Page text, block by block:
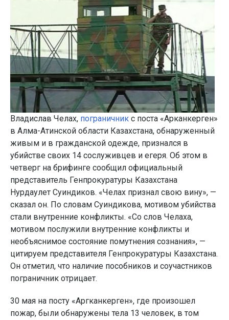
Владислав Челах, пограничник с поста «Арканкерген»
в Алма-Атинской области Казахстана, обнаруженный
живым и в гражданской одежде, признался в
убийстве своих 14 сослуживцев и егеря. Об этом в
четверг на брифинге сообщил официальный
представитель Генпрокуратуры Казахстана
Нурдаулет Суиндиков. «Челах признал свою вину», —
сказал он. По словам Суиндикова, мотивом убийства
стали внутренние конфликты. «Со слов Челаха,
мотивом послужили внутренние конфликты и
необъяснимое состояние помутнения сознания», —
цитируем представителя Генпрокуратуры Казахстана.
Он отметил, что наличие пособников и соучастников
пограничник отрицает.
30 мая на посту «Аргканкерген», где произошел
пожар, были обнаружены тела 13 человек, в том